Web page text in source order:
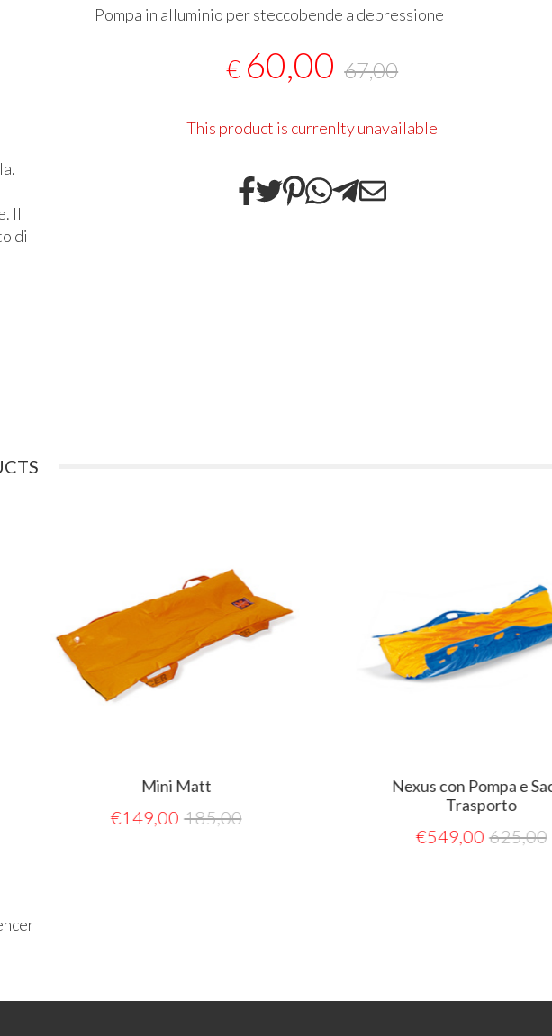
Il
di
Pompa in alluminio per steccobende a depressione
€ 60,00 67,00
This product is currenlty unavailable
185,00
Nexus con Pompa e Sacca
625,00